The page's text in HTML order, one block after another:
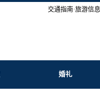
交通指南·旅游信息
婚礼